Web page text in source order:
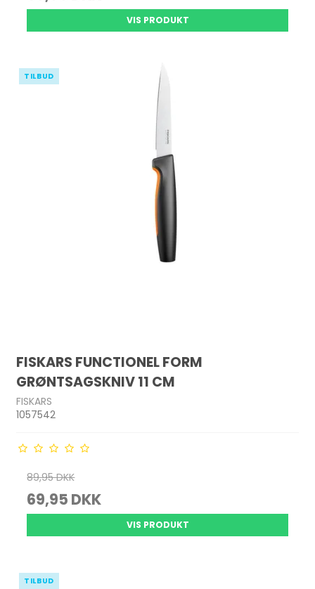
VIS PRODUKT
TILBUD
FISKARS FUNCTIONEL FORM
GRØNTSAGSKNIV 11 CM
FISKARS
1057542
89,95 DKK
69,95 DKK
VIS PRODUKT
TILBUD